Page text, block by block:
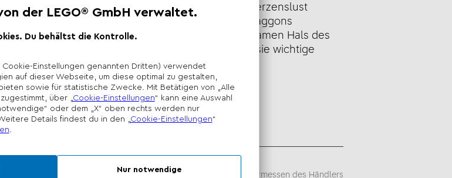
Bauernhoftiere bauen und nach Herzenslust
umbauen. Wenn Kleinkinder die Waggons
aneinanderkoppeln und den biegsamen Hals des
Hahns wackeln lassen, entwickeln sie wichtige
motorische Fähigkeiten.
Die Preisgestaltung liegt im alleinigen Ermessen des Händlers